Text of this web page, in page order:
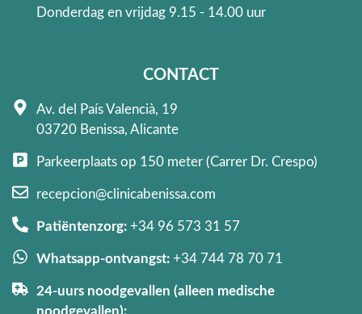
Donderdag en vrijdag 9.15 - 14.00 uur
CONTACT
Av. del País Valencià, 19
03720 Benissa, Alicante
Parkeerplaats op 150 meter (Carrer Dr. Crespo)
recepcion@clinicabenissa.com
Patiëntenzorg: +34 96 573 31 57
Whatsapp-ontvangst: +34 744 78 70 71
24-uurs noodgevallen (alleen medische
noodgevallen):